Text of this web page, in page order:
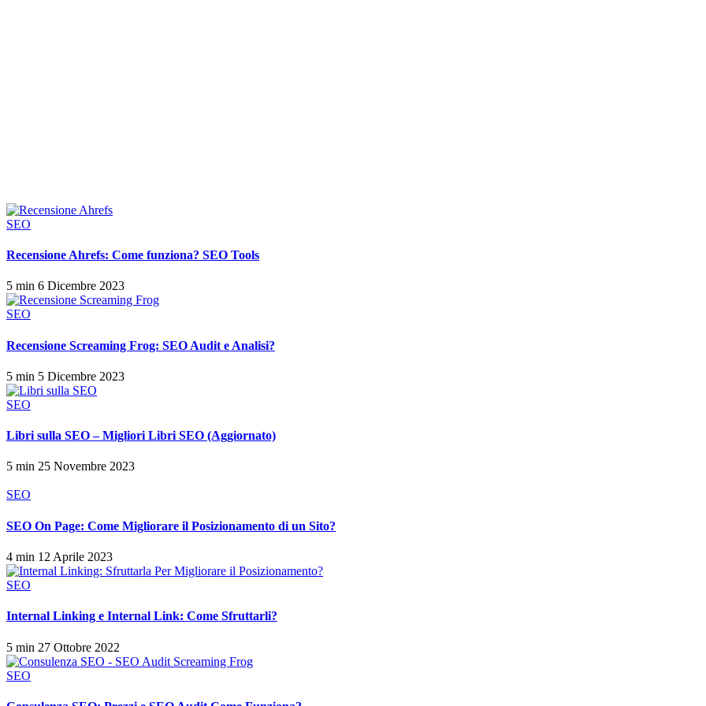
SEO
Recensione Ahrefs: Come funziona? SEO Tools
5 min 6 Dicembre 2023
SEO
Recensione Screaming Frog: SEO Audit e Analisi?
5 min 5 Dicembre 2023
SEO
Libri sulla SEO – Migliori Libri SEO (Aggiornato)
5 min 25 Novembre 2023
SEO
SEO On Page: Come Migliorare il Posizionamento di un Sito?
4 min 12 Aprile 2023
SEO
Internal Linking e Internal Link: Come Sfruttarli?
5 min 27 Ottobre 2022
SEO